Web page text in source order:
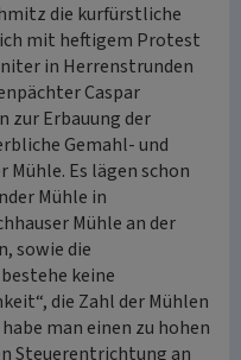
die kurfürstliche
mit heftigem Protest
in Herrenstrunden
Caspar
zur Erbauung der
Gemahl- und
Es lägen schon
Mühle in
Mühle an der
sowie die
keine
die Zahl der Mühlen
man einen zu hohen
Steuerentrichtung an